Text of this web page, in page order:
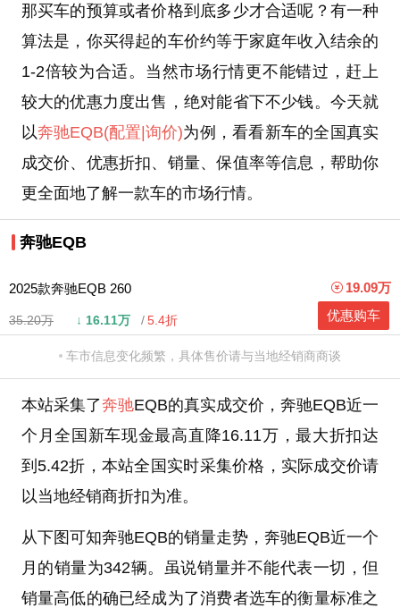
那买车的预算或者价格到底多少才合适呢？有一种
算法是，你买得起的车价约等于家庭年收入结余的
1-2倍较为合适。当然市场行情更不能错过，赶上
较大的优惠力度出售，绝对能省下不少钱。今天就
以奔驰EQB(配置|询价)为例，看看新车的全国真实
成交价、优惠折扣、销量、保值率等信息，帮助你
更全面地了解一款车的市场行情。
奔驰EQB
2025款奔驰EQB 260
35.20万 ↓ 16.11万 5.4折
19.09万
优惠购车
车市信息变化频繁，具体售价请与当地经销商商谈
本站采集了奔驰EQB的真实成交价，奔驰EQB近一
个月全国新车现金最高直降16.11万，最大折扣达
到5.42折，本站全国实时采集价格，实际成交价请
以当地经销商折扣为准。
从下图可知奔驰EQB的销量走势，奔驰EQB近一个
月的销量为342辆。虽说销量并不能代表一切，但
销量高低的确已经成为了消费者选车的衡量标准之